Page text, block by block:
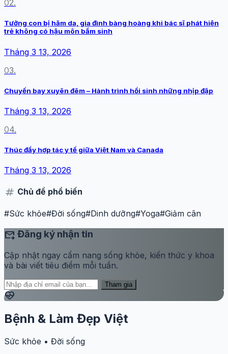
02.
Tưởng con bị hăm da, gia đình bàng hoàng khi bác sĩ phát hiện
trẻ không có hậu môn bẩm sinh
Tháng 3 13, 2026
03.
Chuyến bay xuyên đêm – Hành trình hồi sinh những nhịp đập
Tháng 3 13, 2026
04.
Thúc đẩy hợp tác y tế giữa Việt Nam và Canada
Tháng 3 13, 2026
tag Chủ đề phổ biến
#Sức khỏe#Đời sống#Dinh dưỡng#Yoga#Giảm cân
forward_to_inbox Đăng ký nhận tin
Cập nhật ngay cẩm nang sống khỏe, kiến thức y khoa
và bài viết tiêu điểm mỗi tuần.
Tham gia
ecg_heart
Bệnh & Làm Đẹp Việt
Sức khỏe • Đời sống